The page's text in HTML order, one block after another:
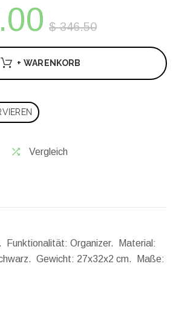
$ 346.50
+ WARENKORB
Vergleich
Funktionalität: Organizer. Material:
Gewicht: 27x32x2 cm.
Maße: